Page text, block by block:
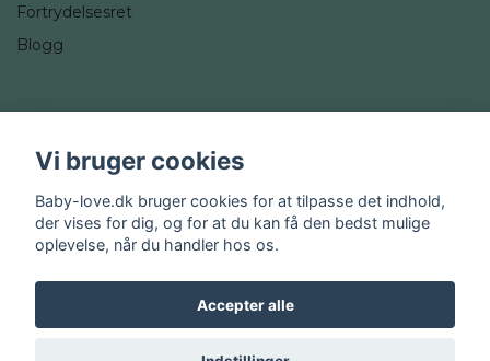
Fortrydelsesret
Blogg
Instagram
© 2026 Baby-love.dk
Vi bruger cookies
Baby-love.dk bruger cookies for at tilpasse det indhold,
der vises for dig, og for at du kan få den bedst mulige
oplevelse, når du handler hos os.
Accepter alle